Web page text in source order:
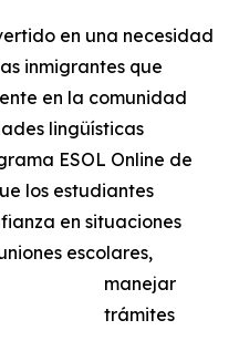
en una necesidad
inmigrantes que
en la comunidad
lingüísticas
ESOL Online de
los estudiantes
en situaciones
escolares,
manejar
trámites